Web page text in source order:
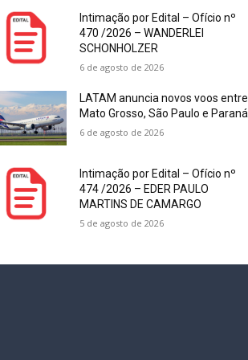
Intimação por Edital – Ofício nº
470 /2026 – WANDERLEI
SCHONHOLZER
6 de agosto de 2026
LATAM anuncia novos voos entre
Mato Grosso, São Paulo e Paraná
6 de agosto de 2026
Intimação por Edital – Ofício nº
474 /2026 – EDER PAULO
MARTINS DE CAMARGO
5 de agosto de 2026